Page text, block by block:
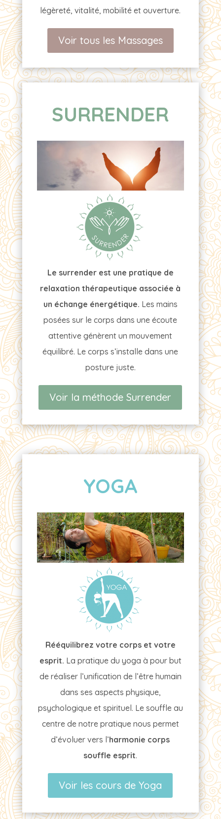
légèreté, vitalité, mobilité et ouverture.
Voir tous les Massages
SURRENDER
Le surrender est une pratique de
relaxation thérapeutique associée à
un échange énergétique. Les mains
posées sur le corps dans une écoute
attentive génèrent un mouvement
équilibré. Le corps s’installe dans une
posture juste.
Voir la méthode Surrender
YOGA
Rééquilibrez votre corps et votre
esprit. La pratique du yoga à pour but
de réaliser l’unification de l’être humain
dans ses aspects physique,
psychologique et spirituel. Le souffle au
centre de notre pratique nous permet
d’évoluer vers l’harmonie corps
souffle esprit.
Voir les cours de Yoga